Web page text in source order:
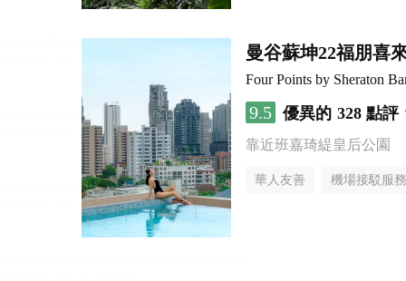
曼谷蘇坤22福朋喜
Four Points by Sheraton
9.5 優異的 328 點評
靠近班嘉琦緹皇后公園
華人友善 機場接駁服務